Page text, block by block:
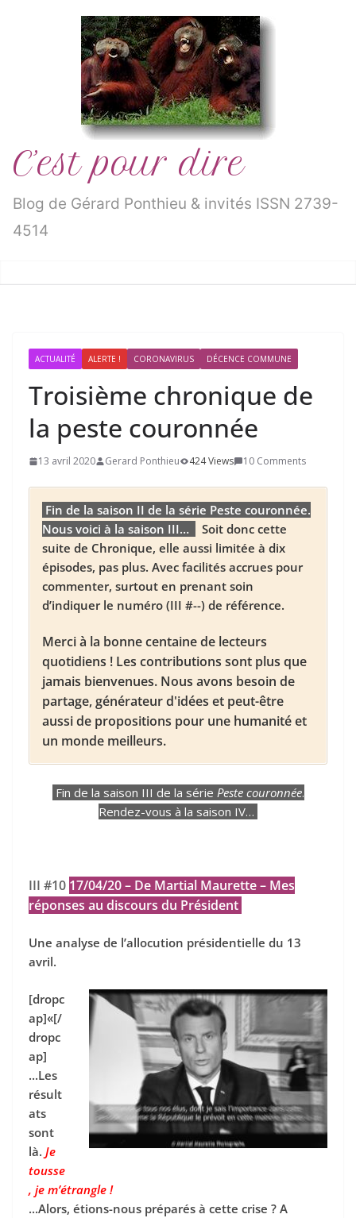
C’est pour dire
Blog de Gérard Ponthieu & invités ISSN 2739-
4514
ACTUALITÉ ALERTE ! CORONAVIRUS DÉCENCE COMMUNE
Troisième chronique de
la peste couronnée
13 avril 2020 Gerard Ponthieu 424 Views 10 Comments
Fin de la saison II de la série Peste couronnée.
Nous voici à la saison III…
Soit donc cette
suite de Chronique, elle aussi limitée à dix
épisodes, pas plus. Avec facilités accrues pour
commenter, surtout en prenant soin
d’indiquer le numéro (III #--) de référence.
Merci à la bonne centaine de lecteurs
quotidiens ! Les contributions sont plus que
jamais bienvenues. Nous avons besoin de
partage, générateur d'idées et peut-être
aussi de propositions pour une humanité et
un monde meilleurs.
Fin de la saison III de la série Peste couronnée.
Rendez-vous à la saison IV…
III #10 17/04/20 – De Martial Maurette – Mes
réponses au discours du Président
Une analyse de l’allocution présidentielle du 13
avril.
[dropc
ap]«[/
dropc
ap]
...Les
résult
ats
sont
là. Je
tousse
, je m’étrangle !
...Alors, étions-nous préparés à cette crise ? A